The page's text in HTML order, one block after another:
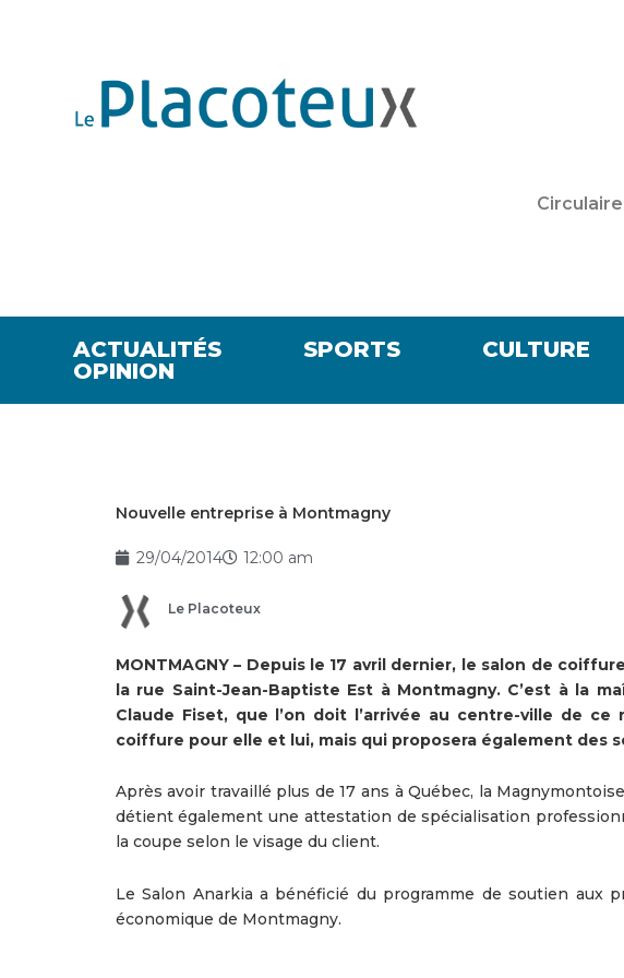
ACTUALITÉS SPORTS CULTURE
OPINION
Nouvelle entreprise à Montmagny
29/04/2014 12:00 am
Le Placoteux
MONTMAGNY – Depuis le 17 avril dernier, le salon de
la rue Saint-Jean-Baptiste Est à Montmagny. C’est à la
Claude Fiset, que l’on doit l’arrivée au centre-ville de
coiffure pour elle et lui, mais qui proposera également des
Après avoir travaillé plus de 17 ans à Québec, la
détient également une attestation de spécialisation
la coupe selon le visage du client.
Le Salon Anarkia a bénéficié du programme de soutien aux
économique de Montmagny.